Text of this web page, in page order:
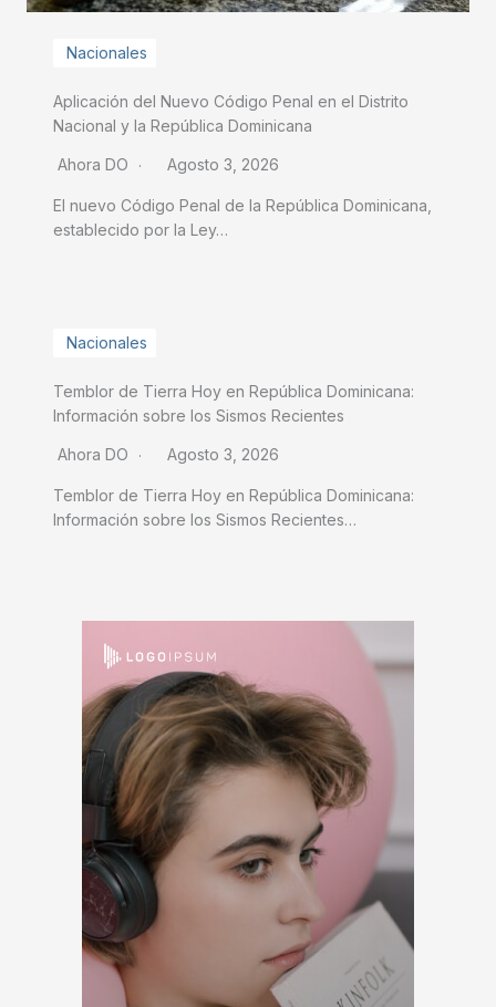
Nacionales
Aplicación del Nuevo Código Penal en el Distrito
Nacional y la República Dominicana
Ahora DO Agosto 3, 2026
El nuevo Código Penal de la República Dominicana,
establecido por la Ley…
Nacionales
Temblor de Tierra Hoy en República Dominicana:
Información sobre los Sismos Recientes
Ahora DO Agosto 3, 2026
Temblor de Tierra Hoy en República Dominicana:
Información sobre los Sismos Recientes…